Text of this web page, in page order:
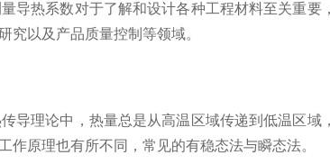
热系数对于了解和设计各种工程材料至关重要
究以及产品质量控制等领域。
导理论中，热量总是从高温区域传递到低温区
原理也有所不同，常见的有稳态法与瞬态法。